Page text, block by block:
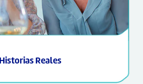
Historias Reales